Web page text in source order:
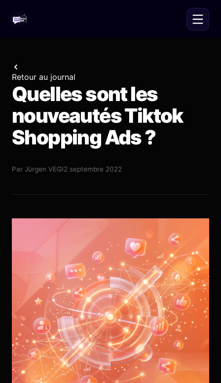
Retour au journal
Quelles sont les
nouveautés Tiktok
Shopping Ads ?
Par Jürgen VEGI2 septembre 2022